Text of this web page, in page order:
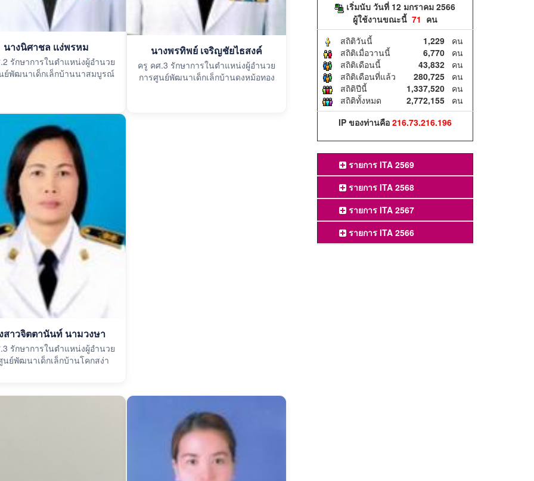
นางนิศาชล เเง่พรหม
รักษาการในตำแหน่งผู้อำนวย
ย์พัฒนาเด็กเล็กบ้านนาสมบูรณ์
นางพรทิพย์ เจริญชัยไธสงค์
ครู คศ.3 รักษาการในตำแหน่งผู้อำนวย
การศูนย์พัฒนาเด็กเล็กบ้านดงหม้อทอง
สาวจิตตานันท์ นามวงษา
รักษาการในตำแหน่งผู้อำนวย
นย์พัฒนาเด็กเล็กบ้านโคกสง่า
เริ่มนับ วันที่ 12 มกราคม 2566
ผู้ใช้งานขณะนี้ 71 คน
สถิติวันนี้
1,229คน
สถิติเมื่อวานนี้
6,770คน
สถิติเดือนนี้
43,832คน
สถิติเดือนที่แล้ว
280,725คน
สถิติปีนี้
1,337,520คน
สถิติทั้งหมด
2,772,155คน
IP ของท่านคือ 216.73.216.196
รายการ ITA 2569
รายการ ITA 2568
รายการ ITA 2567
รายการ ITA 2566